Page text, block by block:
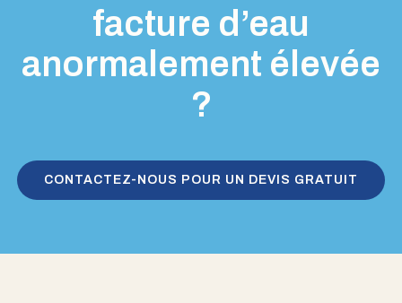
facture d’eau
anormalement élevée
?
CONTACTEZ-NOUS POUR UN DEVIS GRATUIT